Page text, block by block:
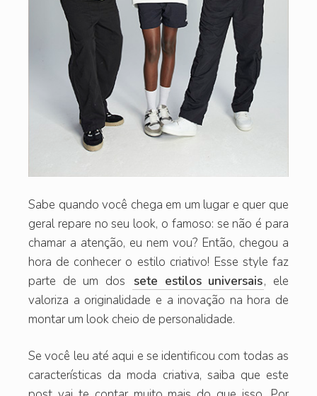
Sabe quando você chega em um lugar e quer que
geral repare no seu look, o famoso: se não é para
chamar a atenção, eu nem vou? Então, chegou a
hora de conhecer o estilo criativo! Esse style faz
parte de um dos sete estilos universais, ele
valoriza a originalidade e a inovação na hora de
montar um look cheio de personalidade.
Se você leu até aqui e se identificou com todas as
características da moda criativa, saiba que este